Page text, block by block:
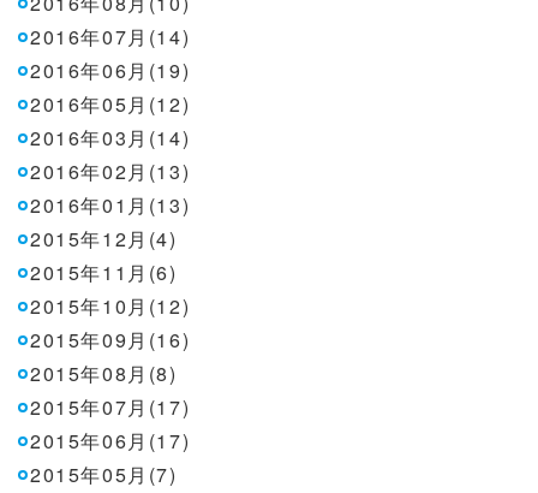
2016年07月(14)
2016年06月(19)
2016年05月(12)
2016年03月(14)
2016年02月(13)
2016年01月(13)
2015年12月(4)
2015年11月(6)
2015年10月(12)
2015年09月(16)
2015年08月(8)
2015年07月(17)
2015年06月(17)
2015年05月(7)